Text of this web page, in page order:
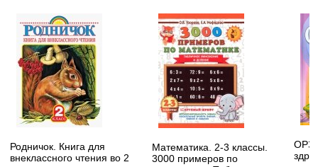
Родничок. Книга для
внеклассного чтения во 2
Математика. 2-3 классы.
3000 примеров по
ОРЗ: